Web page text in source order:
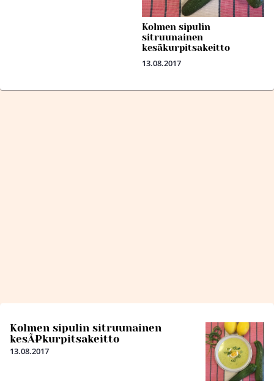
Kolmen sipulin
sitruunainen
kesäkurpitsakeitto
13.08.2017
Kolmen sipulin sitruunainen
kesÃ¤kurpitsakeitto
13.08.2017